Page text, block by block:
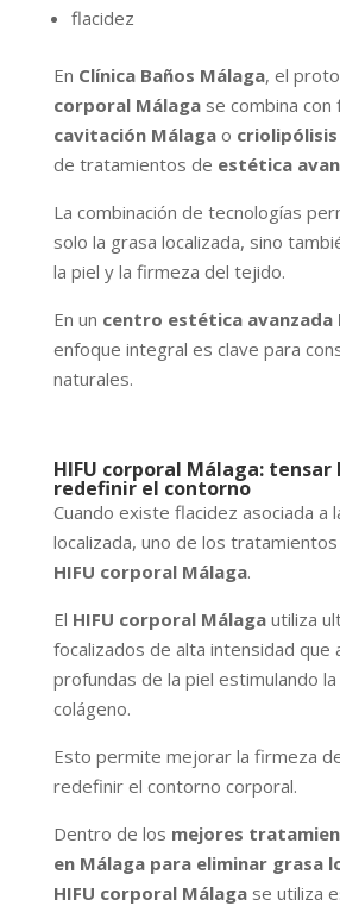
flacidez
En Clínica Baños Málaga, el
corporal Málagase combina con
cavitación Málagao
de tratamientos de estética
La combinación de tecnologías
solo la grasa localizada, sino
la piel y la firmeza del tejido.
En un centro estética avanzada
enfoque integral es clave para
naturales.
HIFU corporal Málaga: tensar
redefinir el contorno
Cuando existe flacidez asociada a
localizada, uno de los
HIFU corporal Málaga.
El HIFU corporal Málagautiliza
focalizados de alta intensidad que
profundas de la piel estimulando
colágeno.
Esto permite mejorar la firmeza
redefinir el contorno corporal.
Dentro de los mejores
en Málaga para eliminar grasa
HIFU corporal Málagase utiliza